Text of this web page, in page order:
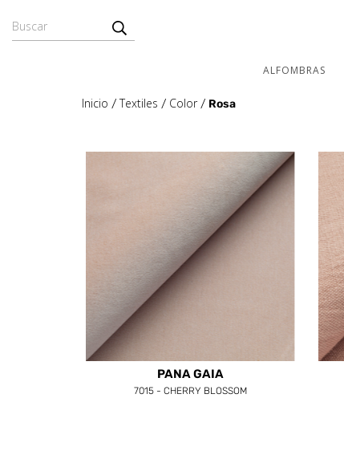
ALFOMBRAS
Inicio / Textiles / Color / Rosa
PANA GAIA
7015 - CHERRY BLOSSOM